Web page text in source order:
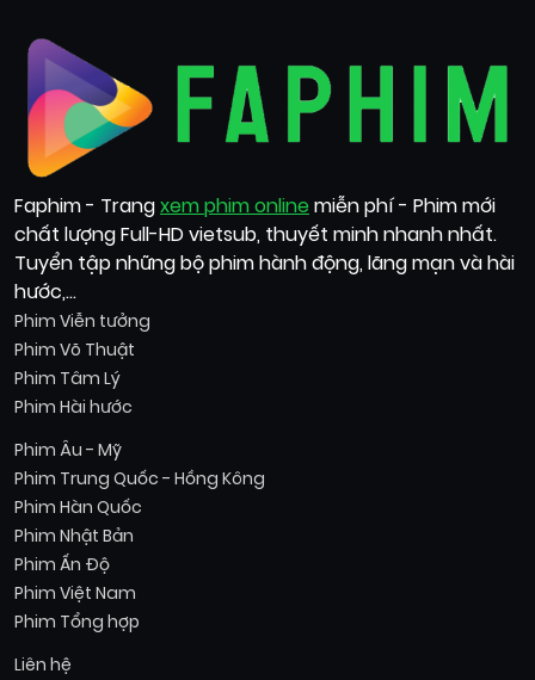
Faphim - Trangxem phim online miễn phí - Phim mới
chất lượng Full-HD vietsub, thuyết minh nhanh nhất.
Tuyển tập những bộ phim hành động, lãng mạn và hài
hước,...
Phim Viễn tưởng
Phim Võ Thuật
Phim Tâm Lý
Phim Hài hước
Phim Âu - Mỹ
Phim Trung Quốc - Hồng Kông
Phim Hàn Quốc
Phim Nhật Bản
Phim Ấn Độ
Phim Việt Nam
Phim Tổng hợp
Liên hệ